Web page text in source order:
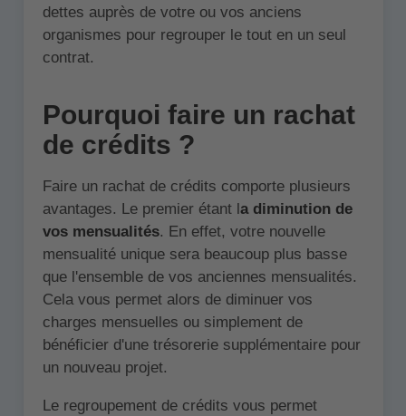
dettes auprès de votre ou vos anciens
organismes pour regrouper le tout en un seul
contrat.
Pourquoi faire un rachat
de crédits ?
Faire un rachat de crédits comporte plusieurs
avantages. Le premier étant l a diminution de
vos mensualités. En effet, votre nouvelle
mensualité unique sera beaucoup plus basse
que l'ensemble de vos anciennes mensualités.
Cela vous permet alors de diminuer vos
charges mensuelles ou simplement de
bénéficier d'une trésorerie supplémentaire pour
un nouveau projet.
Le regroupement de crédits vous permet